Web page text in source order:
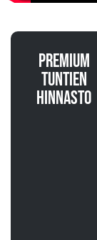
premium
tuntien
hinnasto